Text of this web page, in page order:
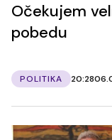
Očekujem
pobedu
POLITIKA 20:28